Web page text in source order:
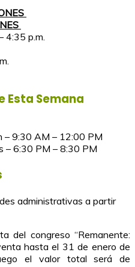
4:35 p.m.
Esta Semana
– 9:30 AM – 12:00 PM
– 6:30 PM – 8:30 PM
administrativas a partir
del congreso “Remanente:
hasta el 31 de enero de
el valor total será de